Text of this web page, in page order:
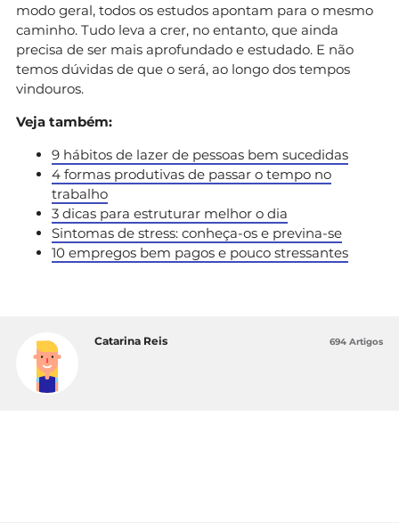
modo geral, todos os estudos apontam para o mesmo
caminho. Tudo leva a crer, no entanto, que ainda
precisa de ser mais aprofundado e estudado. E não
temos dúvidas de que o será, ao longo dos tempos
vindouros.
Veja também:
9 hábitos de lazer de pessoas bem sucedidas
4 formas produtivas de passar o tempo no
trabalho
3 dicas para estruturar melhor o dia
Sintomas de stress: conheça-os e previna-se
10 empregos bem pagos e pouco stressantes
Catarina Reis 694 Artigos